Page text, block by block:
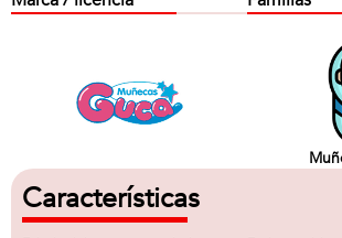
Características